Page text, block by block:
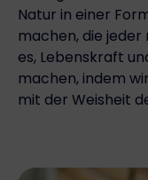
Natur in einer
machen, die jeder
es, Lebenskraft
machen, indem
mit der Weisheit